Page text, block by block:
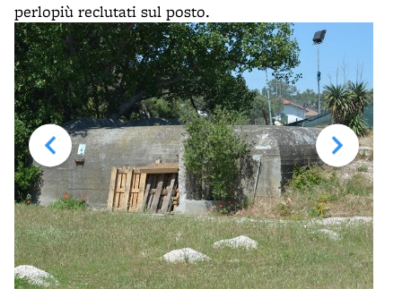
perlopiù reclutati sul posto.